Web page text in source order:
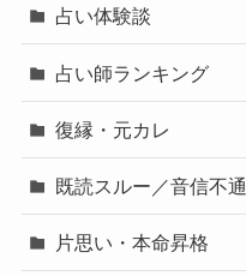
占い体験談
占い師ランキング
復縁・元カレ
既読スルー／音信不通
片思い・本命昇格